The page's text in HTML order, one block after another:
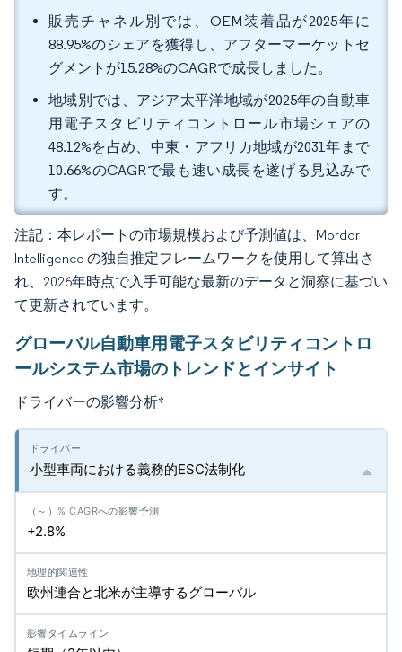
販売チャネル別では、OEM装着品が2025年に
88.95%のシェアを獲得し、アフターマーケットセ
グメントが15.28%のCAGRで成長しました。
地域別では、アジア太平洋地域が2025年の自動車
用電子スタビリティコントロール市場シェアの
48.12%を占め、中東・アフリカ地域が2031年まで
10.66%のCAGRで最も速い成長を遂げる見込みで
す。
注記：本レポートの市場規模および予測値は、Mordor
Intelligence の独自推定フレームワークを使用して算出さ
れ、2026年時点で入手可能な最新のデータと洞察に基づい
て更新されています。
グローバル自動車用電子スタビリティコントロ
ールシステム市場のトレンドとインサイト
ドライバーの影響分析*
小型車両における義務的ESC法制化
+2.8%
欧州連合と北米が主導するグローバル